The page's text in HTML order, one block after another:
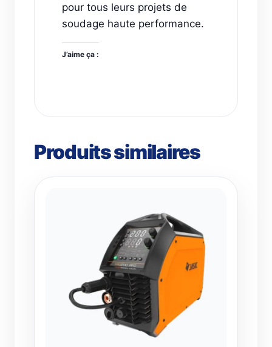
pour tous leurs projets de
soudage haute performance.
J’aime ça :
Produits similaires